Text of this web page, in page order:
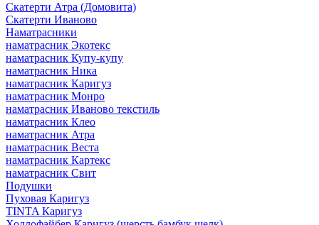
Скатерти Атра (Домовита)
Скатерти Иваново
Наматрасники
наматрасник Экотекс
наматрасник Купу-купу
наматрасник Ника
наматрасник Каригуз
наматрасник Монро
наматрасник Иваново текстиль
наматрасник Клео
наматрасник Атра
наматрасник Веста
наматрасник Картекс
наматрасник Свит
Подушки
Пуховая Каригуз
TINTA Каригуз